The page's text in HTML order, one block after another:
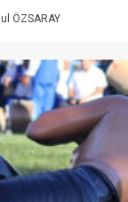
ÖZSARAY